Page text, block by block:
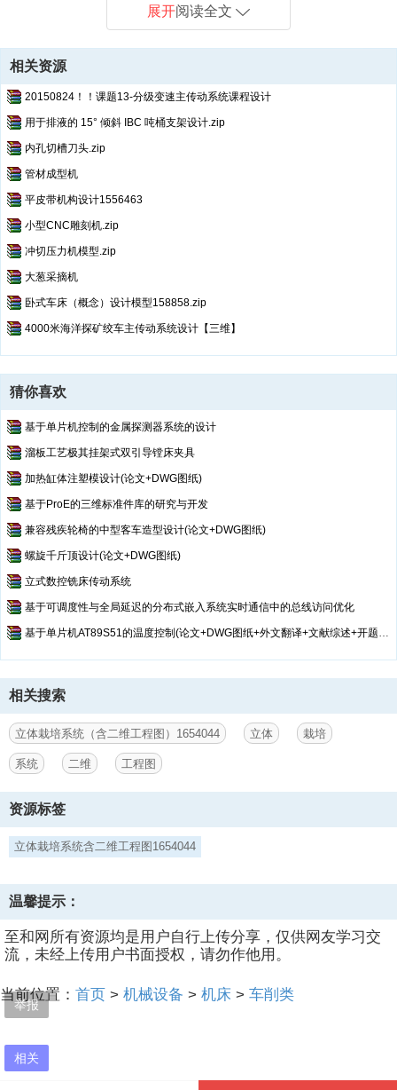
相关
举报
微信截图_20240703000407.png--点击预览
微信截图_20240703000430.png--点击预览
微信截图_20240703000537.png--点击预览
微信截图_20240703000618.png--点击预览
微信截图_20240703000645.png--点击预览
微信截图_20240703000718.png--点击预览
总装.DWG--点击预览
总装.pdf--点击预览
总装.SLDASM
控制系统.SLDASM
支架1.DWG--点击预览
支架1.pdf--点击预览
支架1.SLDPRT
支架2.SLDPRT
柱塞.SLDPRT
栽培床1.SLDPRT
栽培床2.SLDPRT
水嘴.SLDPRT
水嘴2.SLDPRT
水培床支撑板.SLDPRT
水泵.SLDASM
水管23.SLDPRT
水管弯头.SLDPRT
泵.pdf--点击预览
泵.SLDASM
泵.SLDDRW
泵体1.SLDPRT
泵体2.SLDPRT
浓度调节装置.SLDPRT
液位传感器.SLDPRT
滑靴.SLDPRT
电控箱.SLDPRT
电机垫片.SLDPRT
相机补光灯.SLDPRT
立体栽培架.SLDASM
立柱1.SLDPRT
管道2.SLDPRT
管道20.SLDPRT
管道21.SLDPRT
管道23.SLDPRT
管道24.SLDPRT
营养液箱体.DWG--点击预览
营养液箱体.pdf--点击预览
展开阅读全文
相关资源
20150824！！课题13-分级变速主传动系统课程设计
用于排液的 15° 倾斜 IBC 吨桶支架设计.zip
内孔切槽刀头.zip
管材成型机
平皮带机构设计1556463
小型CNC雕刻机.zip
冲切压力机模型.zip
大葱采摘机
卧式车床（概念）设计模型158858.zip
4000米海洋探矿绞车主传动系统设计【三维】
猜你喜欢
基于单片机控制的金属探测器系统的设计
溜板工艺极其挂架式双引导镗床夹具
加热缸体注塑模设计(论文+DWG图纸)
基于ProE的三维标准件库的研究与开发
兼容残疾轮椅的中型客车造型设计(论文+DWG图纸)
螺旋千斤顶设计(论文+DWG图纸)
立式数控铣床传动系统
基于可调度性与全局延迟的分布式嵌入系统实时通信中的总线访问优化
基于单片机AT89S51的温度控制(论文+DWG图纸+外文翻译+文献综述+开题报告)
相关搜索
立体栽培系统（含二维工程图）1654044 立体 栽培
系统 二维 工程图
资源标签
立体栽培系统含二维工程图1654044
温馨提示：
至和网所有资源均是用户自行上传分享，仅供网友学习交
流，未经上传用户书面授权，请勿作他用。
当前位置： 首页 > 机械设备 > 机床 > 车削类